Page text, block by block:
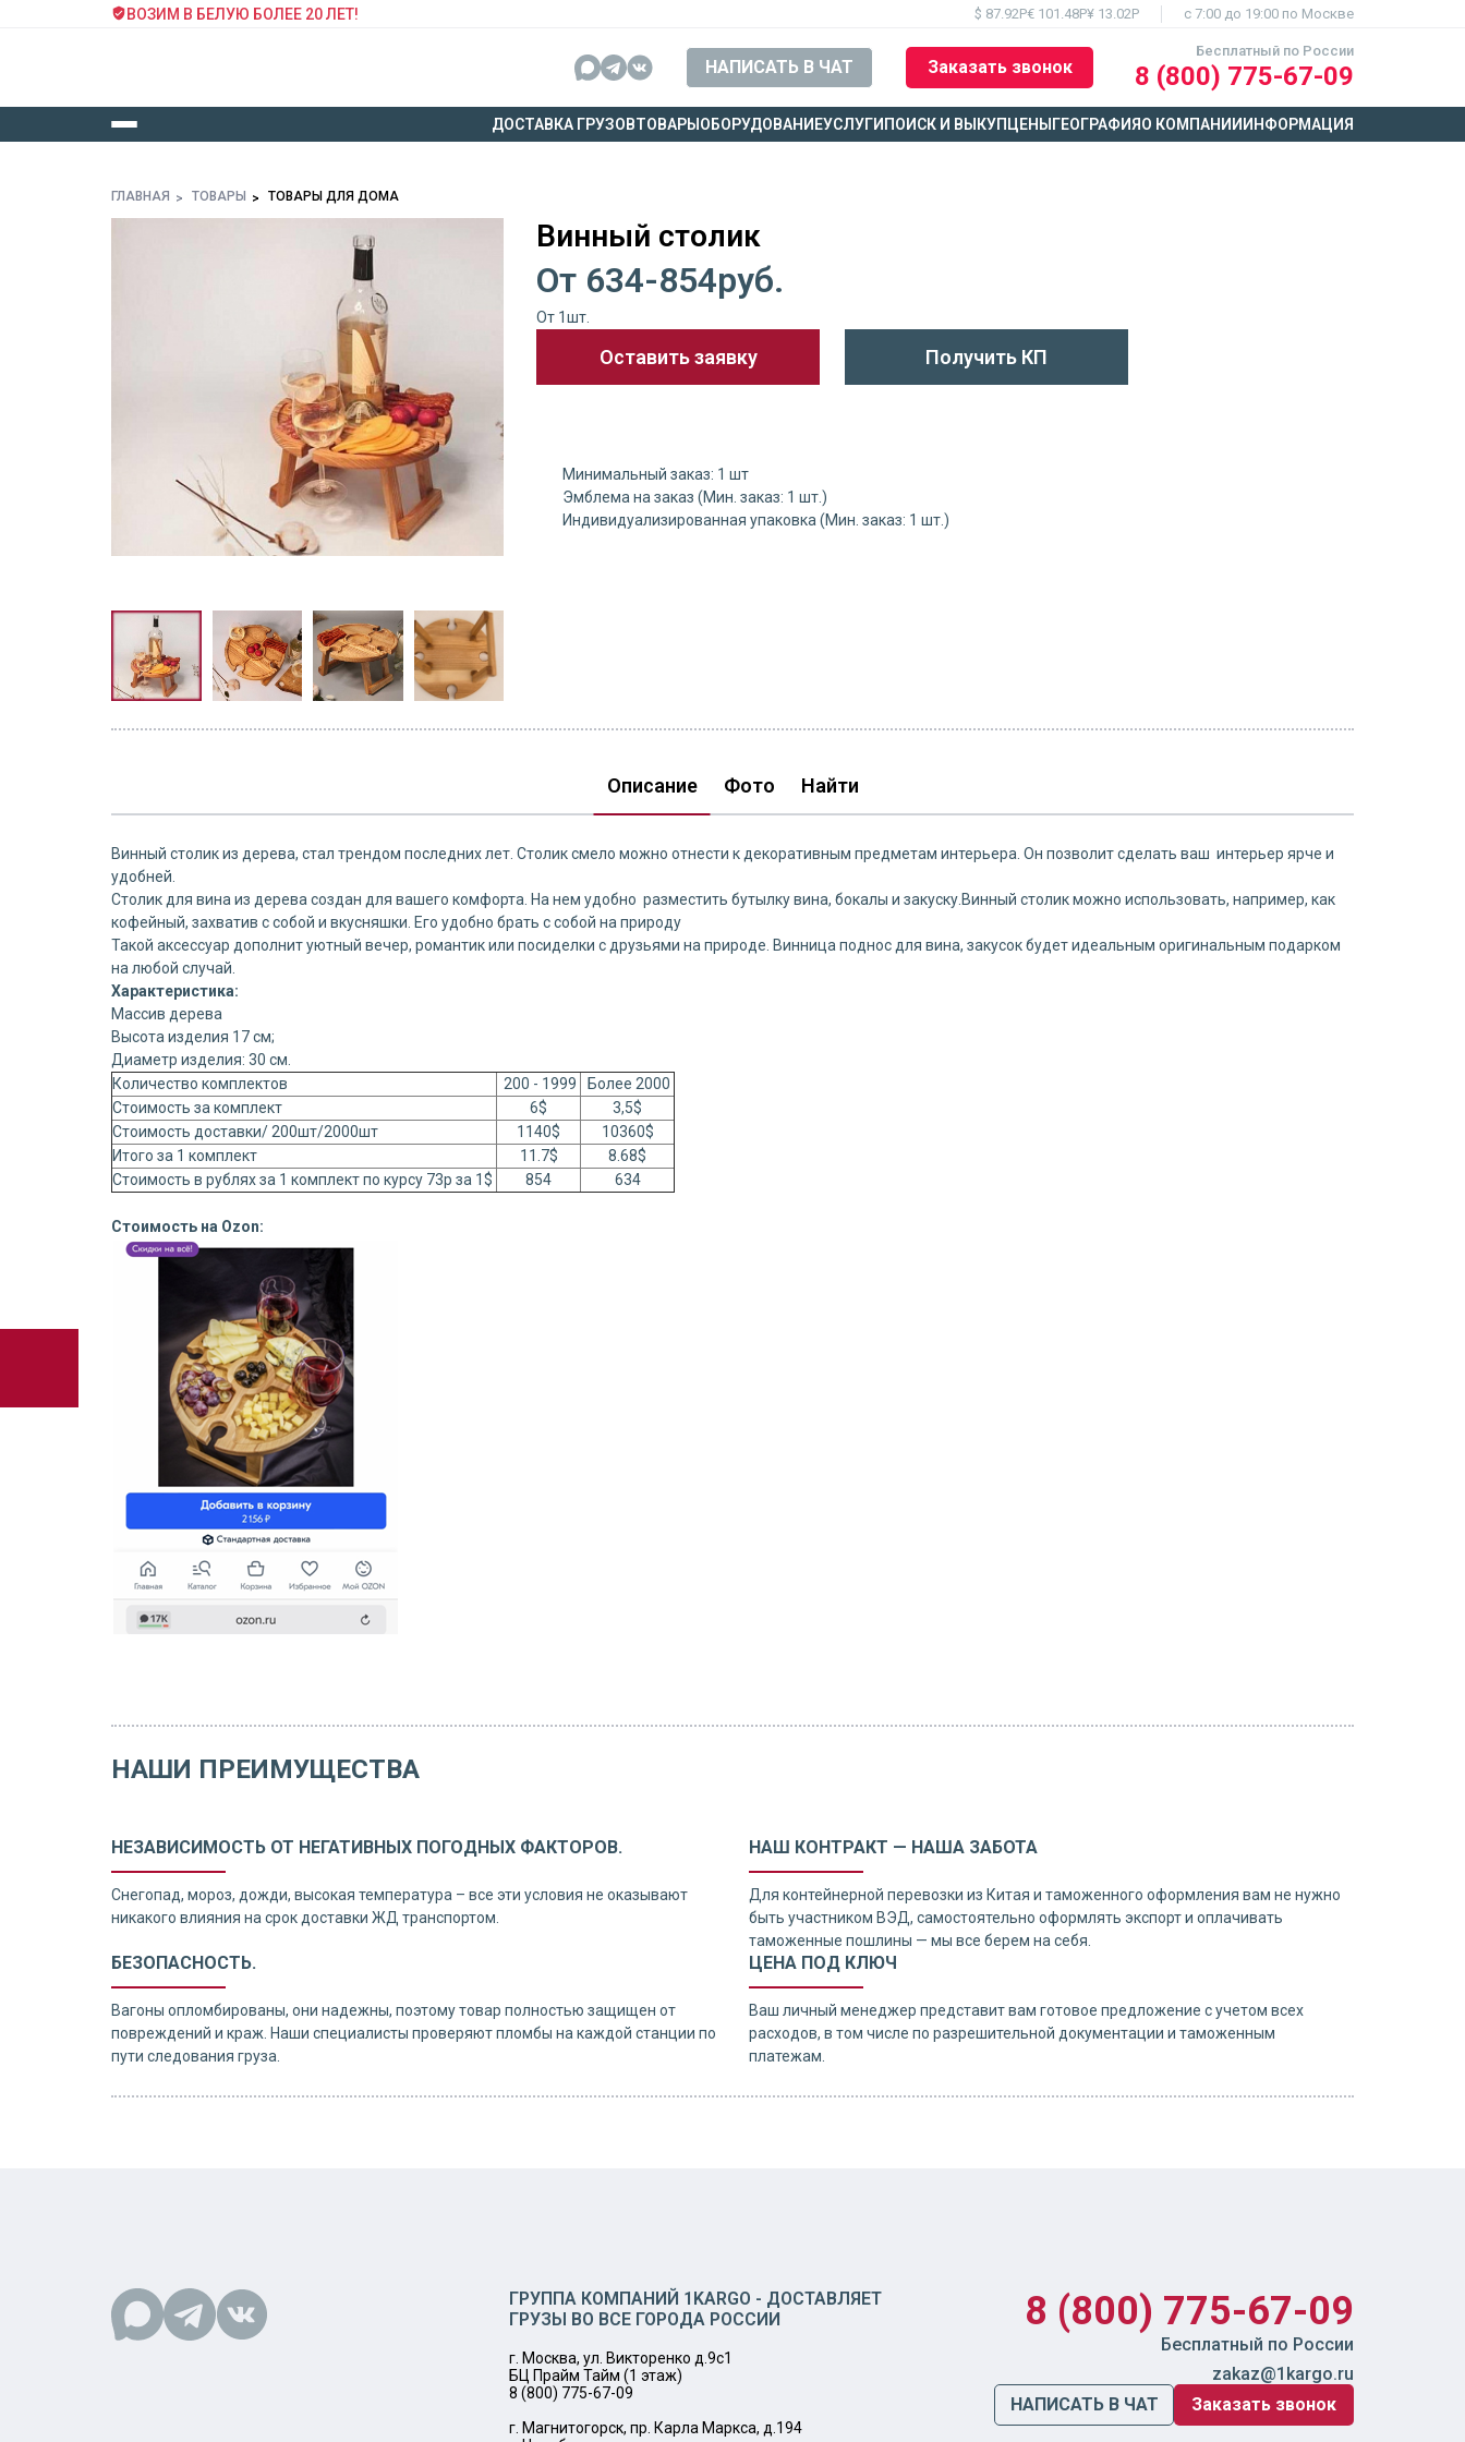
ВОЗИМ В БЕЛУЮ БОЛЕЕ 20 ЛЕТ! $ 87.92Р€ 101.48Р¥ 13.02Р c 7:00 до 19:00 по Москве
НАПИСАТЬ В ЧАТ Заказать звонок
Бесплатный по России
8 (800) 775-67-09
ДОСТАВКА ГРУЗОВТОВАРЫ ОБОРУДОВАНИЕУСЛУГИ ПОИСК И ВЫКУП ЦЕНЫ ГЕОГРАФИЯО КОМПАНИИ ИНФОРМАЦИЯ
ГЛАВНАЯ ТОВАРЫ ТОВАРЫ ДЛЯ ДОМА
Винный столик
От 634-854руб.
От 1шт.
Оставить заявку Получить КП
Минимальный заказ: 1 шт
Эмблема на заказ (Мин. заказ: 1 шт.)
Индивидуализированная упаковка (Мин. заказ: 1 шт.)
Описание Фото Найти
Винный столик из дерева, стал трендом последних лет. Столик смело можно отнести к декоративным предметам интерьера. Он позволит сделать ваш интерьер ярче и
удобней.
Столик для вина из дерева создан для вашего комфорта. На нем удобно разместить бутылку вина, бокалы и закуску.Винный столик можно использовать, например, как
кофейный, захватив с собой и вкусняшки. Его удобно брать с собой на природу
Такой аксессуар дополнит уютный вечер, романтик или посиделки с друзьями на природе. Винница поднос для вина, закусок будет идеальным оригинальным подарком
на любой случай.
Характеристика:
Массив дерева
Высота изделия 17 см;
Диаметр изделия: 30 см.
Количество комплектов
200 - 1999
Более 2000
Стоимость за комплект
6$
3,5$
Стоимость доставки/ 200шт/2000шт
1140$
10360$
Итого за 1 комплект
11.7$
8.68$
Стоимость в рублях за 1 комплект по курсу 73р за 1$
854 634
Стоимость на Ozon:
НАШИ ПРЕИМУЩЕСТВА
НЕЗАВИСИМОСТЬ ОТ НЕГАТИВНЫХ ПОГОДНЫХ ФАКТОРОВ.
Снегопад, мороз, дожди, высокая температура – все эти условия не оказывают
никакого влияния на срок доставки ЖД транспортом.
НАШ КОНТРАКТ — НАША ЗАБОТА
Для контейнерной перевозки из Китая и таможенного оформления вам не нужно
быть участником ВЭД, самостоятельно оформлять экспорт и оплачивать
таможенные пошлины — мы все берем на себя.
БЕЗОПАСНОСТЬ.
Вагоны опломбированы, они надежны, поэтому товар полностью защищен от
повреждений и краж. Наши специалисты проверяют пломбы на каждой станции по
пути следования груза.
ЦЕНА ПОД КЛЮЧ
Ваш личный менеджер представит вам готовое предложение с учетом всех
расходов, в том числе по разрешительной документации и таможенным
платежам.
ГРУППА КОМПАНИЙ 1KARGO - ДОСТАВЛЯЕТ
ГРУЗЫ ВО ВСЕ ГОРОДА РОССИИ
г. Москва, ул. Викторенко д.9с1
БЦ Прайм Тайм (1 этаж)
8 (800) 775-67-09
г. Магнитогорск, пр. Карла Маркса, д.194
8 (800) 775-67-09
Бесплатный по России
zakaz@1kargo.ru
НАПИСАТЬ В ЧАТ
Заказать звонок